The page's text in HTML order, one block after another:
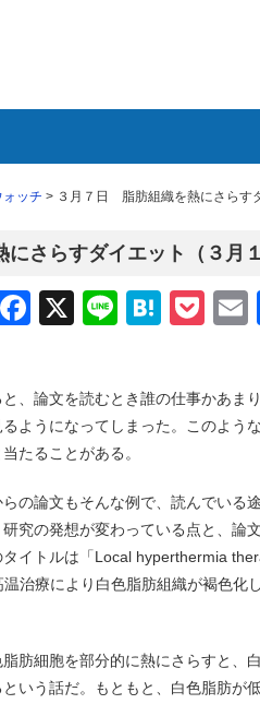
ッチ > ３月７日 脂肪組織を熱にさらす
さらすダイエット（３月
Facebook
X Line
、論文を読むとき誰の仕事かあま
ようになってしまった。このよう
たることがある。
の論文もそんな例で、読んでいる
究の発想が変わっている点と、論
イトルは「Local hyperthermia
治療により白色脂肪組織が褐色化
肪細胞を部分的に熱にさらすと、
いう話だ。もともと、白色脂肪が